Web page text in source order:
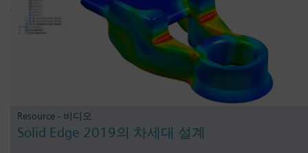
Resource - 비디오
Solid Edge 2019의 차세대 설계